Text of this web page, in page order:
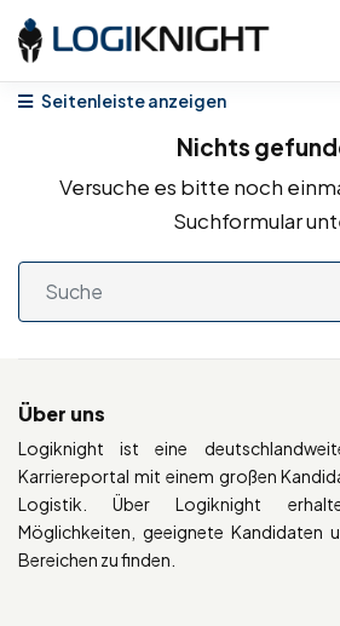
Seitenleiste anzeigen
Nichts
Versuche es bitte noch
Suchformular
Über uns
Logiknight ist eine
Karriereportal mit einem großen
Logistik. Über Logiknight
Möglichkeiten, geeignete Kandidaten
Bereichen zu finden.